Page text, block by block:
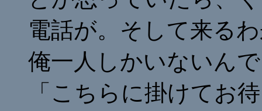
電話が。そして来る
俺一人しかいないん
「こちらに掛けてお